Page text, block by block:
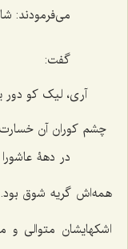
می‌فرمودند:
گفت:
آری، لیک کو دور
چشم کوران آن خسارت
در دهۀ
همه‌اش گریه شوق
اشکهایشان متوالی